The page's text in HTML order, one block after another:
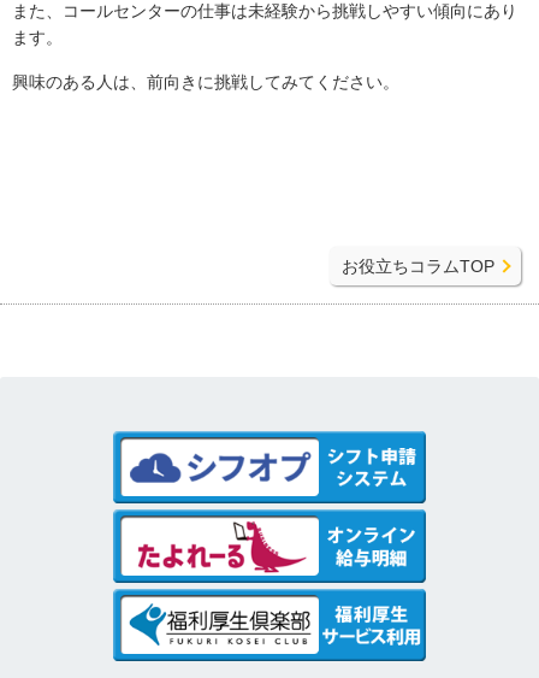
また、コールセンターの仕事は未経験から挑戦しやすい傾向にあり
ます。
興味のある人は、前向きに挑戦してみてください。
お役立ちコラムTOP